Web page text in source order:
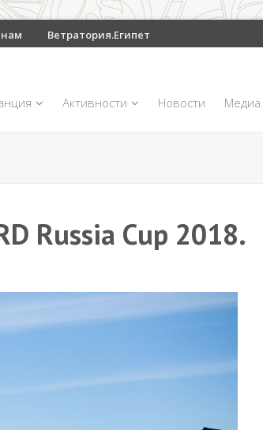
Ветратория.Египет
Активности Новости Медиа
Russia Cup 2018.